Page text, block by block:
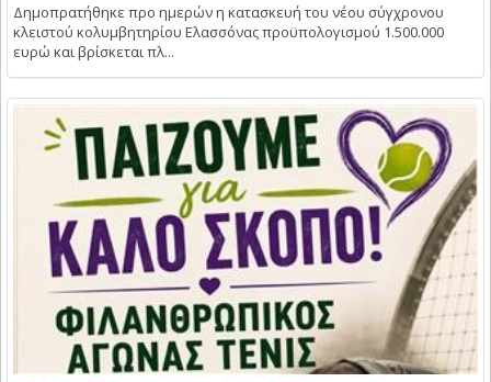
Δημοπρατήθηκε προ ημερών η κατασκευή του νέου σύγχρονου
κλειστού κολυμβητηρίου Ελασσόνας προϋπολογισμού 1.500.000
ευρώ και βρίσκεται πλ...